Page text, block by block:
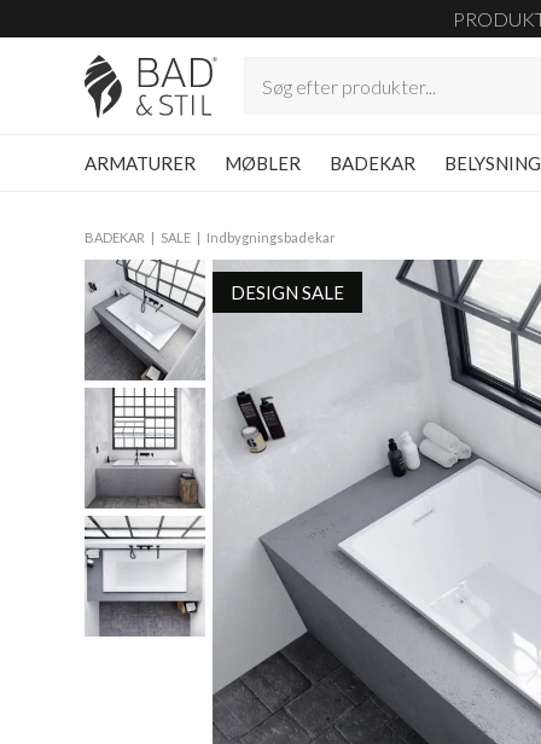
ARMATURER MØBLER BADEKAR BELYSNING
BADEKAR SALE Indbygningsbadekar
DESIGN SALE